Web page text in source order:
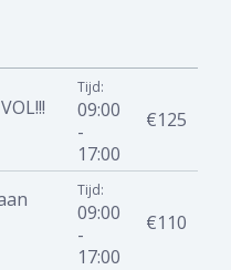
Tijd:
09:00
-
17:00
€125
Tijd:
09:00
-
17:00
€110